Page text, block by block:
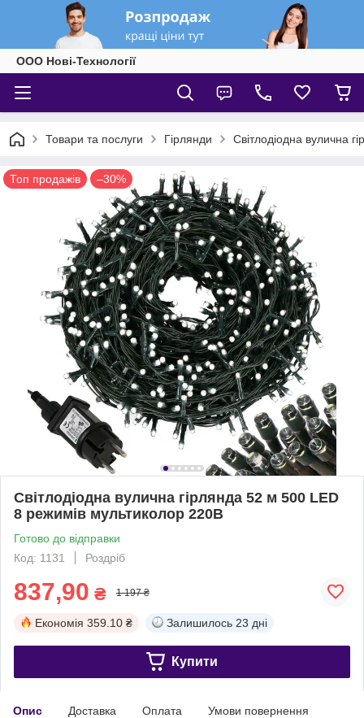
ООО Нові-Технології
Товари та послуги Гірлянди Світлодіодна вулична
Топ продажів –30%
Світлодіодна вулична гірлянда 52 м 500 LED
8 режимів мультиколор 220В
Готово до відправки
Код: 1131
Роздріб
837,90 ₴ 1 197 ₴
Економія 359.10 ₴ Залишилось 23 дні
Купити
Опис Доставка Оплата Умови повернення